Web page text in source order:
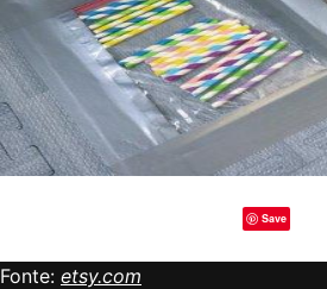
Save
Fonte: etsy.com